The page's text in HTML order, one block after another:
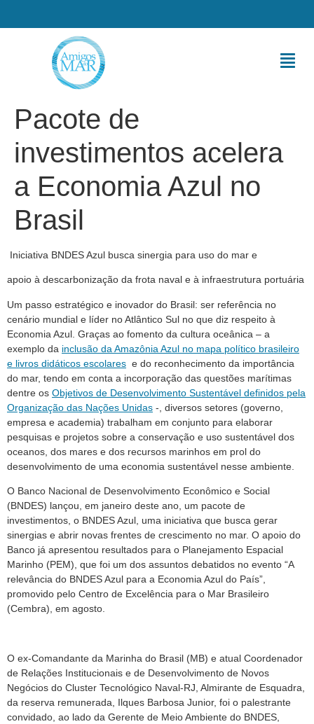
Pacote de
investimentos acelera
a Economia Azul no
Brasil
Iniciativa BNDES Azul busca sinergia para uso do mar e
apoio à descarbonização da frota naval e à infraestrutura portuária
Um passo estratégico e inovador do Brasil: ser referência no
cenário mundial e líder no Atlântico Sul no que diz respeito à
Economia Azul. Graças ao fomento da cultura oceânica – a
exemplo da inclusão da Amazônia Azul no mapa político brasileiro
e livros didáticos escolares e do reconhecimento da importância
do mar, tendo em conta a incorporação das questões marítimas
dentre os Objetivos de Desenvolvimento Sustentável definidos pela
Organização das Nações Unidas -, diversos setores (governo,
empresa e academia) trabalham em conjunto para elaborar
pesquisas e projetos sobre a conservação e uso sustentável dos
oceanos, dos mares e dos recursos marinhos em prol do
desenvolvimento de uma economia sustentável nesse ambiente.
O Banco Nacional de Desenvolvimento Econômico e Social
(BNDES) lançou, em janeiro deste ano, um pacote de
investimentos, o BNDES Azul, uma iniciativa que busca gerar
sinergias e abrir novas frentes de crescimento no mar. O apoio do
Banco já apresentou resultados para o Planejamento Espacial
Marinho (PEM), que foi um dos assuntos debatidos no evento “A
relevância do BNDES Azul para a Economia Azul do País”,
promovido pelo Centro de Excelência para o Mar Brasileiro
(Cembra), em agosto.
O ex-Comandante da Marinha do Brasil (MB) e atual Coordenador
de Relações Institucionais e de Desenvolvimento de Novos
Negócios do Cluster Tecnológico Naval-RJ, Almirante de Esquadra,
da reserva remunerada, Ilques Barbosa Junior, foi o palestrante
convidado, ao lado da Gerente de Meio Ambiente do BNDES,